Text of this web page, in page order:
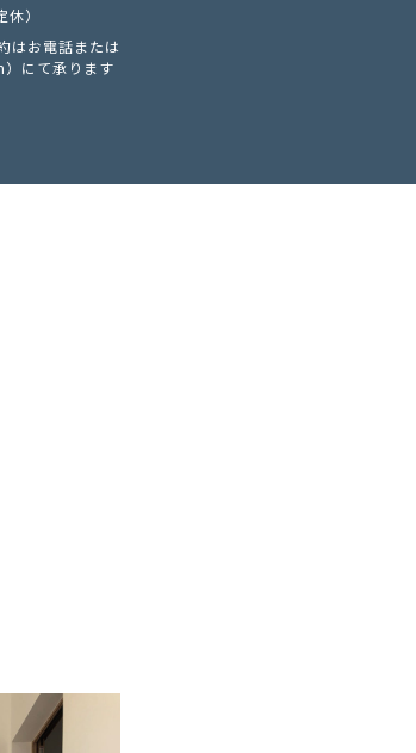
）
はお電話または
）にて承ります